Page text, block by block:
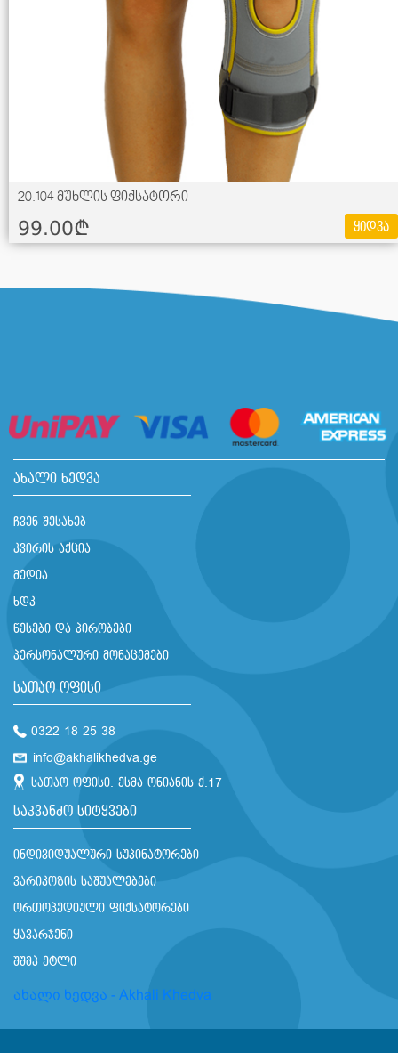
20.104 მუხლის ფიქსატორი
99.00¢ ყიდვა
ახალი ხედვა
ჩვენ შესახებ
კვირის აქცია
მედია
ხდკ
წესები და პირობები
პერსონალური მონაცემები
სათაო ოფისი
0322 18 25 38
info@akhalikhedva.ge
სათაო ოფისი: ესმა ონიანის ქ.17
საკვანძო სიტყვები
ინდივიდუალური სუპინატორები
ვარიკოზის საშუალებები
ორთოპედიული ფიქსატორები
ყავარჯენი
შშმპ ეტლი
ახალი ხედვა - Akhali Khedva